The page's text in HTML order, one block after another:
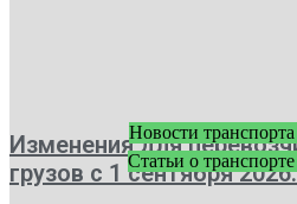
Новости
Статьи о
Изменения для
грузов с 1 сентября